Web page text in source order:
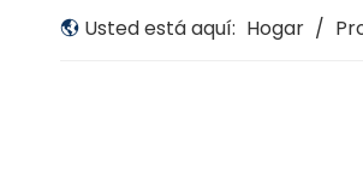
Usted está aquí: Hogar /